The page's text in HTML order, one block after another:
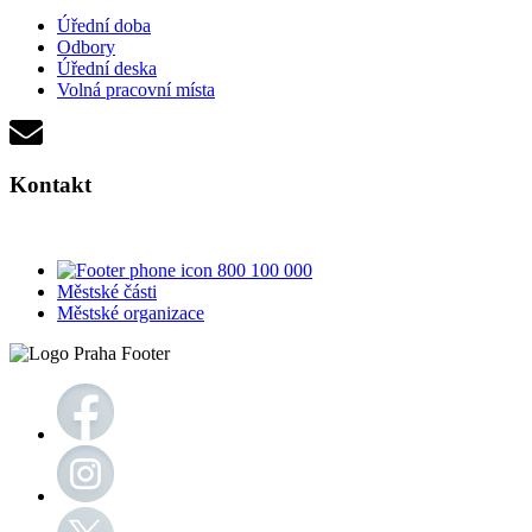
Úřední doba
Odbory
Úřední deska
Volná pracovní místa
Kontakt
800 100 000
Městské části
Městské organizace